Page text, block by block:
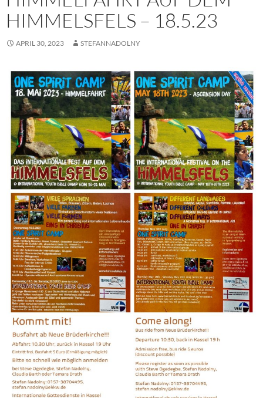
HIMMELSFELS – 18.5.23
APRIL 30, 2023 STEFANNADOLNY